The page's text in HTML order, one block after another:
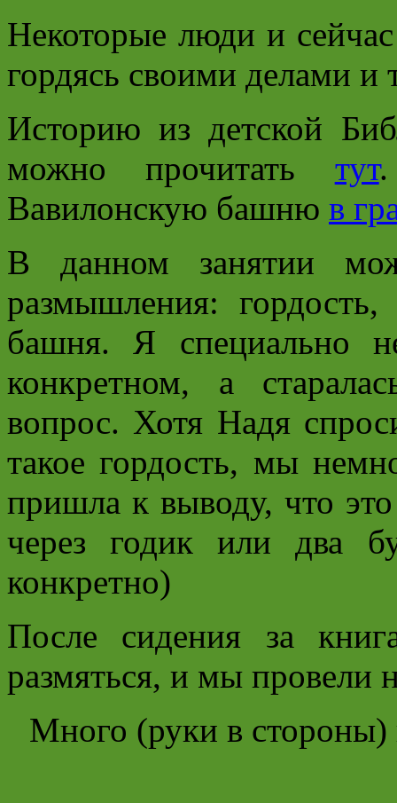
Некоторые люди и
гордясь своими делами и
Историю из детской
можно прочитать тут
Вавилонскую башню в
В данном занятии
размышления:
башня. Я специально
конкретном, а
вопрос. Хотя Надя
такое гордость, мы
пришла к выводу, что
через годик или два
конкретно)
После сидения за
размяться, и мы провели
Много (руки в стороны)